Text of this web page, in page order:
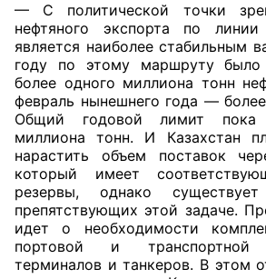
— С политической точки
нефтяного экспорта по
является наиболее стабильным
году по этому маршруту было
более одного миллиона тонн
февраль нынешнего года —
Общий годовой лимит пока
миллиона тонн. И Казахстан
нарастить объем поставок
который имеет
резервы, однако
препятствующих этой задаче.
идет о необходимости
портовой и транспортной
терминалов и танкеров. В этом